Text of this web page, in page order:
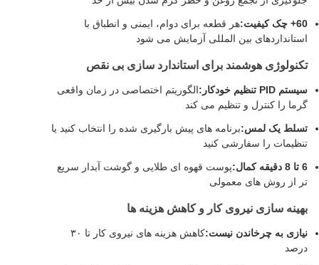
60+ چک کیفیت:
هر قطعه برای دوام، ایمنی و انطباق با
استانداردهای بین المللی آزمایش می شود
تکنولوژی هوشمند برای استاندارد سازی بی نقص
سیستم PID تنظیم خودکار:
الگوریتم اختصاصی در زمان واقعی
گرما را کنترل و تنظیم می کند
تسلط يک لمس:برنامه های پیش بارگیری شده را انتخاب کنید یا
تنظیمات را سفارشی کنید
6 تا 8 دقيقه کمال:
پوست قهوه ای طلایی و گوشت آبدار سریع
تر از روش های معمولی
بهینه سازی نیروی کار و کاهش هزینه ها
نیازی به چرخاندن نیست:
کاهش هزینه های نیروی کار تا ۳۰
درصد